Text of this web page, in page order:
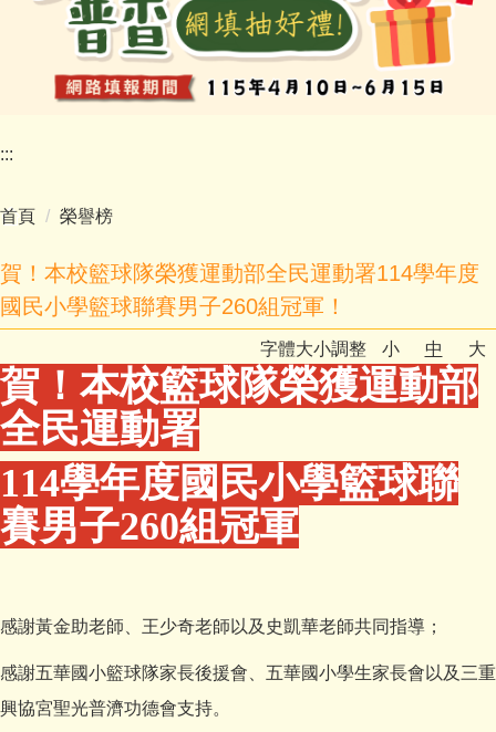
:::
首頁 榮譽榜
賀！本校籃球隊榮獲運動部全民運動署114學年度
國民小學籃球聯賽男子260組冠軍！
字體大小調整 小 中 大
賀！本校籃球隊榮獲運動部
全民運動署
114學年度國民小學籃球聯
賽男子260組冠軍
感謝黃金助老師、王少奇老師以及史凱華老師共同指導；
感謝五華國小籃球隊家長後援會、五華國小學生家長會以及三重
興協宮聖光普濟功德會支持。